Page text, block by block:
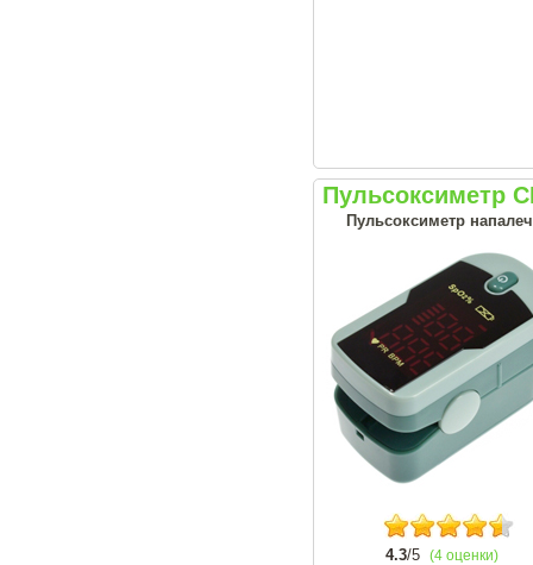
Пульсоксиметр
Пульсоксиметр
4.3/5 (4 оценки)